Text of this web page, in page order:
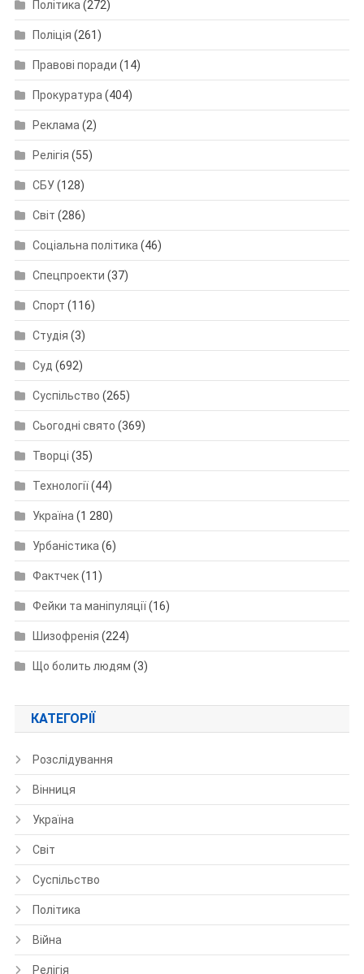
Політика(272)
Поліція (261)
Правові поради (14)
Прокуратура(404)
Реклама(2)
Релігія (55)
СБУ(128)
Світ (286)
Соціальна політика(46)
Спецпроекти (37)
Спорт (116)
Студія (3)
Суд (692)
Суспільство (265)
Сьогодні свято (369)
Творці (35)
Технології(44)
Україна(1 280)
Урбаністика(6)
Фактчек(11)
Фейки та маніпуляції(16)
Шизофренія (224)
Що болить людям (3)
КАТЕГОРІЇ
Розслідування
Вінниця
Україна
Світ
Суспільство
Політика
Війна
Релігія